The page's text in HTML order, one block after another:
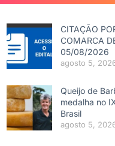
CITAÇÃO
COMARCA
05/08/2026
agosto 5,
Queijo de
medalha no
Brasil
agosto 5,